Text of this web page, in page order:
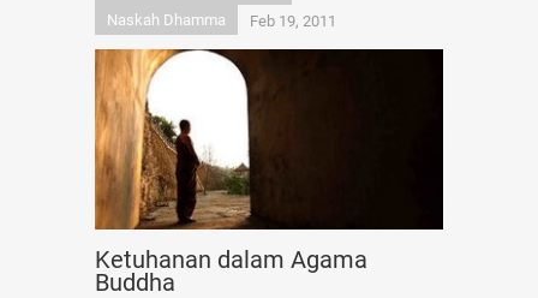
Naskah Dhamma
Feb 19, 2011
Ketuhanan dalam Agama
Buddha